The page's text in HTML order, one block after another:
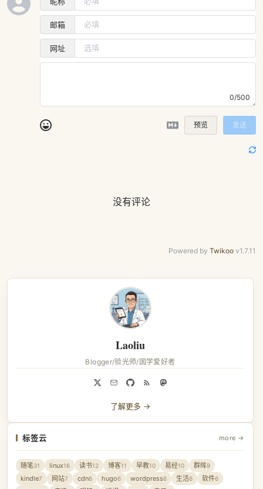
邮箱
网址
0/500
预览 发送
没有评论
Powered by Twikoo v1.7.11
Laoliu
Blogger/验光师/国学爱好者
了解更多 →
标签云 more →
随笔31 linux16 读书12 博客11 早教10 易经10 群晖9
kindle7 网站7 cdn6 hugo6 wordpress6 生活6 软件6